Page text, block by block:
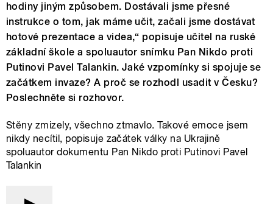
hodiny jiným způsobem. Dostávali jsme přesné
instrukce o tom, jak máme učit, začali jsme dostávat
hotové prezentace a videa,“ popisuje učitel na ruské
základní škole a spoluautor snímku Pan Nikdo proti
Putinovi Pavel Talankin. Jaké vzpomínky si spojuje se
začátkem invaze? A proč se rozhodl usadit v Česku?
Poslechněte si rozhovor.
Stěny zmizely, všechno ztmavlo. Takové emoce jsem
nikdy necítil, popisuje začátek války na Ukrajině
spoluautor dokumentu Pan Nikdo proti Putinovi Pavel
Talankin